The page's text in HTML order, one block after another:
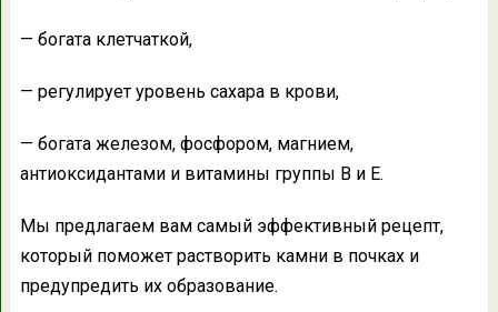
— богата клетчаткой,
— регулирует уровень сахара в крови,
— богата железом, фосфором, магнием,
антиоксидантами и витамины группы В и Е.
Мы предлагаем вам самый эффективный рецепт,
который поможет растворить камни в почках и
предупредить их образование.